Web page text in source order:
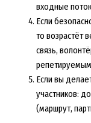
входные
Если
то возрастёт
связь,
Если вы
участников:
(маршрут,